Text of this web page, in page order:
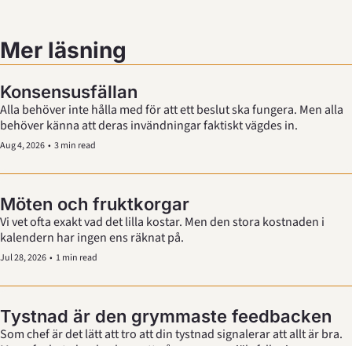
Mer läsning
Konsensusfällan
Alla behöver inte hålla med för att ett beslut ska fungera. Men alla
behöver känna att deras invändningar faktiskt vägdes in.
Aug 4, 2026 • 3 min read
Möten och fruktkorgar
Vi vet ofta exakt vad det lilla kostar. Men den stora kostnaden i
Jul 28, 2026 • 1 min read
Tystnad är den grymmaste feedbacken
Som chef är det lätt att tro att din tystnad signalerar att allt är bra.